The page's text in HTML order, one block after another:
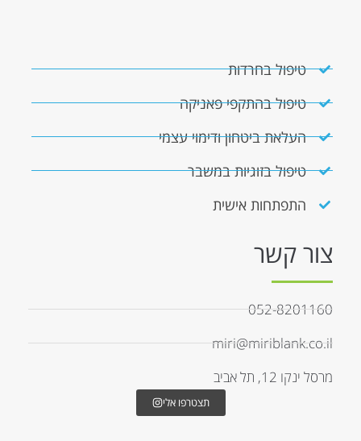
טיפול בחרדות
טיפול בהתקפי פאניקה
העלאת ביטחון ודימוי עצמי
טיפול בזוגיות במשבר
התפתחות אישית
צור קשר
052-8201160
miri@miriblank.co.il
מרסל ינקו 12, תל אביב
תצטרפו אלי